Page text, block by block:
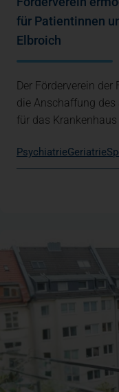
für Patientinnen
Elbroich
Der Förderverein
die Anschaffung
für das
PsychiatrieGeriatrie